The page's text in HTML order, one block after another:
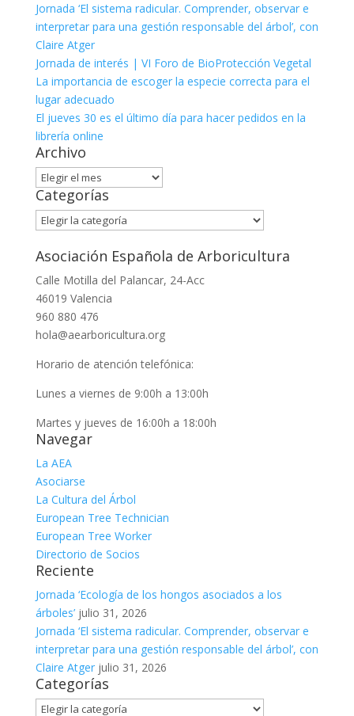
Jornada ‘El sistema radicular. Comprender, observar e
interpretar para una gestión responsable del árbol’, con
Claire Atger
Jornada de interés | VI Foro de BioProtección Vegetal
La importancia de escoger la especie correcta para el
lugar adecuado
El jueves 30 es el último día para hacer pedidos en la
librería online
Archivo
Archivo
Categorías
Categorías
Asociación Española de Arboricultura
Calle Motilla del Palancar, 24-Acc
46019 Valencia
960 880 476
hola@aearboricultura.org
Horario de atención telefónica:
Lunes a viernes de 9:00h a 13:00h
Martes y jueves de 16:00h a 18:00h
Navegar
La AEA
Asociarse
La Cultura del Árbol
European Tree Technician
European Tree Worker
Directorio de Socios
Reciente
Jornada ‘Ecología de los hongos asociados a los
árboles’ julio 31, 2026
Jornada ‘El sistema radicular. Comprender, observar e
interpretar para una gestión responsable del árbol’, con
Claire Atger julio 31, 2026
Categorías
Categorías